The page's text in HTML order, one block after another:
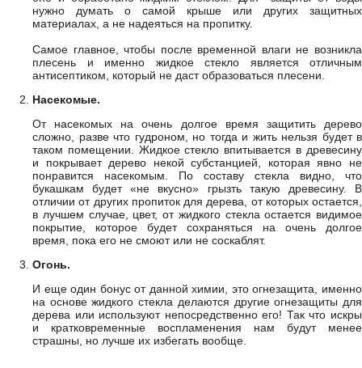
нужно думать о самой крыше или других защитных
материалах, а не надеяться на пропитку.
Самое главное, чтобы после временной влаги не возникла
плесень и именно жидкое стекло является отличным
антисептиком, который не даст образоваться плесени.
Насекомые.
От насекомых на очень долгое время защитить дерево
сложно, разве что гудроном, но тогда и жить нельзя будет в
таком помещении. Жидкое стекло впитывается в древесину
и покрывает дерево некой субстанцией, которая явно не
понравится насекомым. По составу стекла видно, что
букашкам будет «не вкусно» грызть такую древесину. В
отличии от других пропиток для дерева, от которых остается,
в лучшем случае, цвет, от жидкого стекла остается видимое
покрытие, которое будет сохраняться на очень долгое
время, пока его не смоют или не соскаблят.
Огонь.
И еще один бонус от данной химии, это огнезащита, именно
на основе жидкого стекла делаются другие огнезащиты для
дерева или используют непосредственно его! Так что искры
и кратковременные воспламенения нам будут менее
страшны, но лучше их избегать вообще.